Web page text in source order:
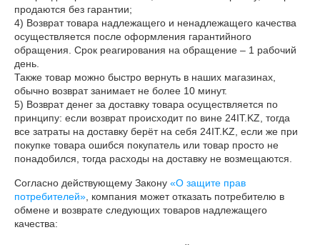
продаются без гарантии;
4) Возврат товара надлежащего и ненадлежащего качества
осуществляется после оформления гарантийного
обращения. Срок реагирования на обращение – 1 рабочий
день.
Также товар можно быстро вернуть в наших магазинах,
обычно возврат занимает не более 10 минут.
5) Возврат денег за доставку товара осуществляется по
принципу: если возврат происходит по вине 24IT.KZ, тогда
все затраты на доставку берёт на себя 24IT.KZ, если же при
покупке товара ошибся покупатель или товар просто не
понадобился, тогда расходы на доставку не возмещаются.
Согласно действующему Закону «О защите прав
потребителей» , компания может отказать потребителю в
обмене и возврате следующих товаров надлежащего
качества: